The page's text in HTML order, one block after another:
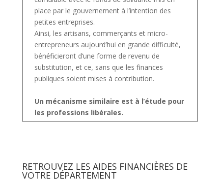
place par le gouvernement à l’intention des
petites entreprises.
Ainsi, les artisans, commerçants et micro-
entrepreneurs aujourd’hui en grande difficulté,
bénéficieront d’une forme de revenu de
substitution, et ce, sans que les finances
publiques soient mises à contribution.
Un mécanisme similaire est à l’étude pour
les professions libérales.
RETROUVEZ LES AIDES FINANCIÈRES DE
VOTRE DÉPARTEMENT